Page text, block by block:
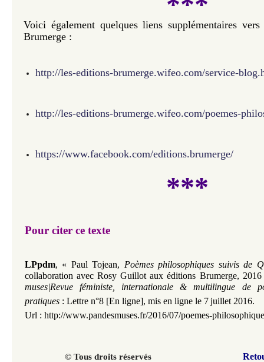
Voici également quelques liens supplémentaires
Brumerge :
http://les-editions-brumerge.wifeo.com/service-
http://les-editions-brumerge.wifeo.com/poemes-
https://www.facebook.com/editions.brumerge/
***
Pour citer ce texte
LPpdm, « Paul Tojean, Poèmes philosophiques suivis de
collaboration avec Rosy Guillot aux éditions Brumerge, 2016
muses|Revue féministe, internationale & multilingue de
pratiques : Lettre n°8 [En ligne], mis en ligne le 7juillet 2016.
Url : http://www.pandesmuses.fr/2016/07/poemes-
© Tous droits réservés